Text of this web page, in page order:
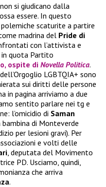
si giudicano dalla
essere. In questo
scaturite a partire
madrina del Pride di
con l’attivista e
in quota Partito
ospite di Novella Politica.
LGBTQIA+ sono
sui diritti delle persone
in pagina arriviamo a due
sentito parlare nei tg e
l’omicidio di Saman
bambina di Monteverde
per lesioni gravi). Per
e volti delle
, deputata del Movimento
PD. Usciamo, quindi,
che arriva
.